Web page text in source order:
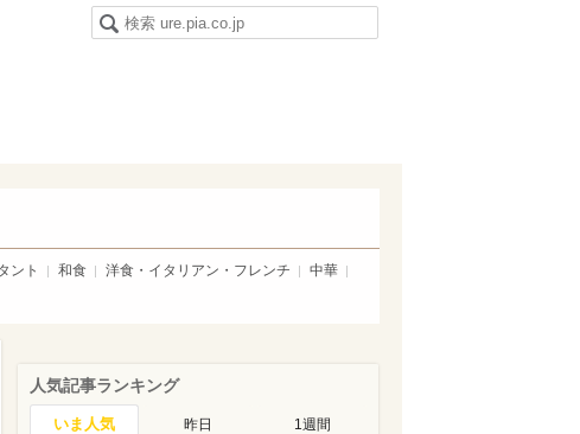
ント 和食 洋食・イタリアン・フレンチ
中華
人気記事ランキング
いま人気 昨日 1週間